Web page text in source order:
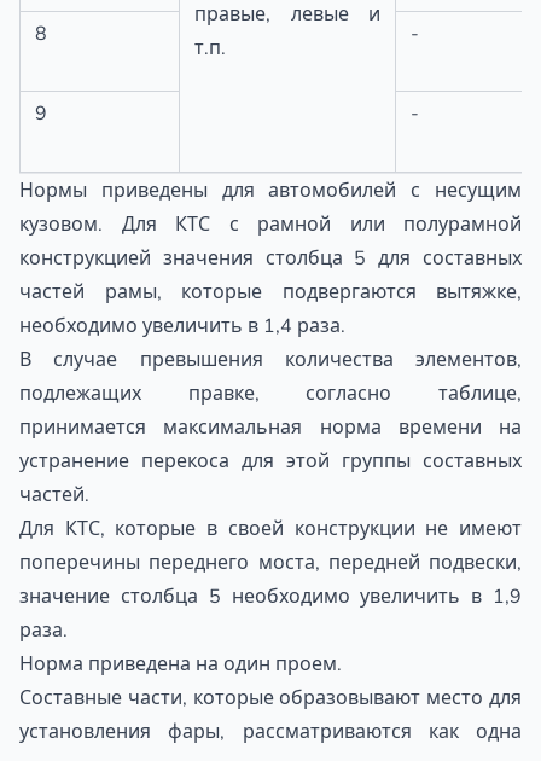
правые, левые и
т.п.
8 -
9 -
Нормы приведены для автомобилей с несущим
кузовом. Для КТС с рамной или полурамной
конструкцией значения столбца 5 для составных
частей рамы, которые подвергаются вытяжке,
необходимо увеличить в 1,4 раза.
В случае превышения количества элементов,
подлежащих правке, согласно таблице,
принимается максимальная норма времени на
устранение перекоса для этой группы составных
частей.
Для КТС, которые в своей конструкции не имеют
поперечины переднего моста, передней подвески,
значение столбца 5 необходимо увеличить в 1,9
раза.
Норма приведена на один проем.
Составные части, которые образовывают место для
установления фары, рассматриваются как одна